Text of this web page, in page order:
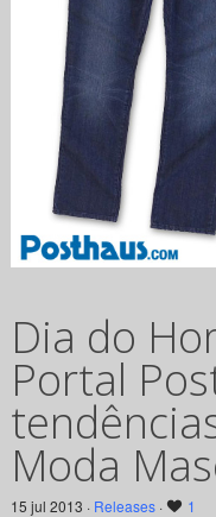
Dia do
Portal
Moda
15 jul 2013 · Releases· 1